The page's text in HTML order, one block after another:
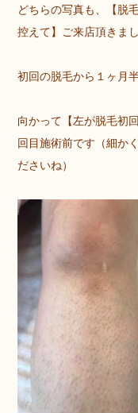
どちらの写真も、【脱
控えて】ご来店頂きま
初回の脱毛から１ヶ月
向かって【左が脱毛初
回目施術前です（細か
ださいね）